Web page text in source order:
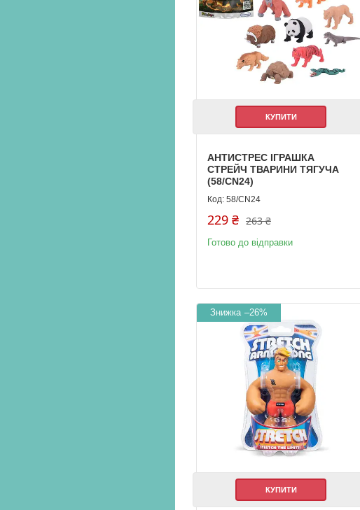
КУПИТИ
АНТИСТРЕС ІГРАШКА
СТРЕЙЧ ТВАРИНИ ТЯГУЧА
(58/CN24)
58/CN24
263 ₴
229 ₴
Готово до відправки
–26%
КУПИТИ